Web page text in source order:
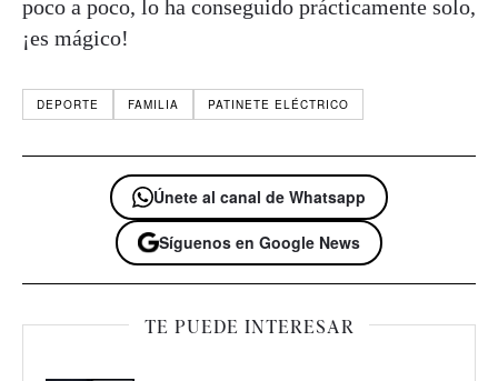
poco a poco, lo ha conseguido prácticamente solo,
¡es mágico!
DEPORTE FAMILIA PATINETE ELÉCTRICO
Únete al canal de Whatsapp
Síguenos en Google News
TE PUEDE INTERESAR